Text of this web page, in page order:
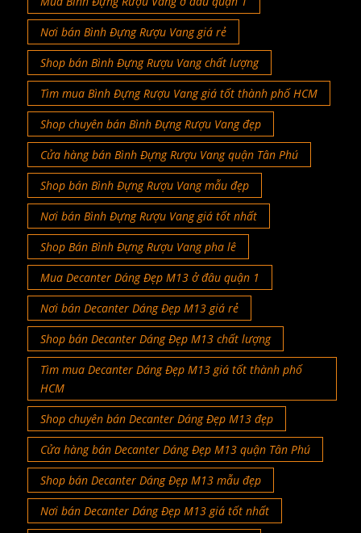
Nơi bán Bình Đựng Rượu Vang giá rẻ
Shop bán Bình Đựng Rượu Vang chất lượng
Tìm mua Bình Đựng Rượu Vang giá tốt thành phố HCM
Shop chuyên bán Bình Đựng Rượu Vang đẹp
Cửa hàng bán Bình Đựng Rượu Vang quận Tân Phú
Shop bán Bình Đựng Rượu Vang mẫu đẹp
Nơi bán Bình Đựng Rượu Vang giá tốt nhất
Shop Bán Bình Đựng Rượu Vang pha lê
Mua Decanter Dáng Đẹp M13 ở đâu quận 1
Nơi bán Decanter Dáng Đẹp M13 giá rẻ
Shop bán Decanter Dáng Đẹp M13 chất lượng
Tìm mua Decanter Dáng Đẹp M13 giá tốt thành phố
HCM
Shop chuyên bán Decanter Dáng Đẹp M13 đẹp
Cửa hàng bán Decanter Dáng Đẹp M13 quận Tân Phú
Shop bán Decanter Dáng Đẹp M13 mẫu đẹp
Nơi bán Decanter Dáng Đẹp M13 giá tốt nhất